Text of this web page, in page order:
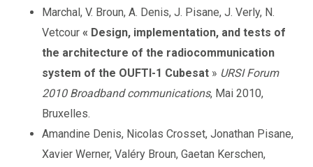
Marchal, V. Broun, A. Denis, J. Pisane, J. Verly, N.
Vetcour « Design, implementation, and tests of
the architecture of the radiocommunication
system of the OUFTI-1 Cubesat » URSI Forum
2010 Broadband communications, Mai 2010,
Bruxelles.
Amandine Denis, Nicolas Crosset, Jonathan Pisane,
Xavier Werner, Valéry Broun, Gaetan Kerschen,